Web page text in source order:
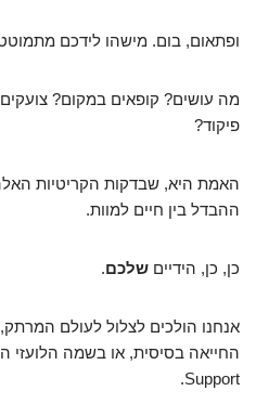
ופתאום, בום. מישהו לידכם
מה עושים? קופאים במקום?
פיקוד?
האמת היא, שבדקות הקריטיות
ההבדל בין חיים למוות.
כן, כן, הידיים שלכם.
אנחנו הולכים לצלול לעולם
Support.